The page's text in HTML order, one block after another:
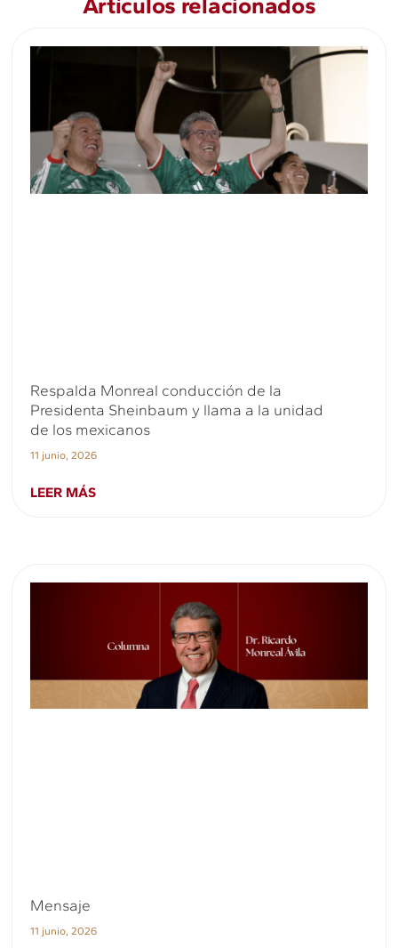
Artículos relacionados
Respalda Monreal conducción de la
Presidenta Sheinbaum y llama a la unidad
de los mexicanos
11 junio, 2026
LEER MÁS
Mensaje
11 junio, 2026